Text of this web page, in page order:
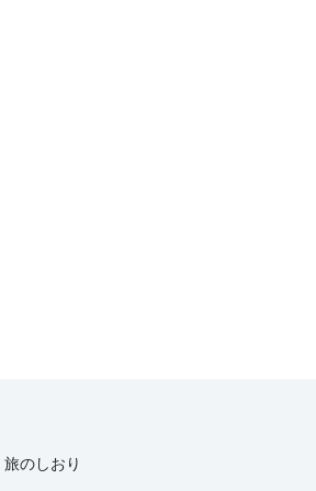
旅のしおり